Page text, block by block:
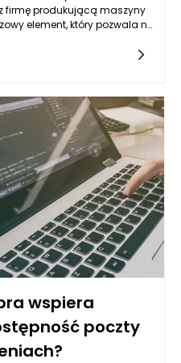
firmę produkującą maszyny
element, który pozwala na
materiałów
produkcji. Takie
błędów ludzkich, ale także
Przykładowo, w
lub temperaturze,
umożliwiają utrzymanie
co prowadzi do
poprawy konkurencyjności
wspiera
poczty